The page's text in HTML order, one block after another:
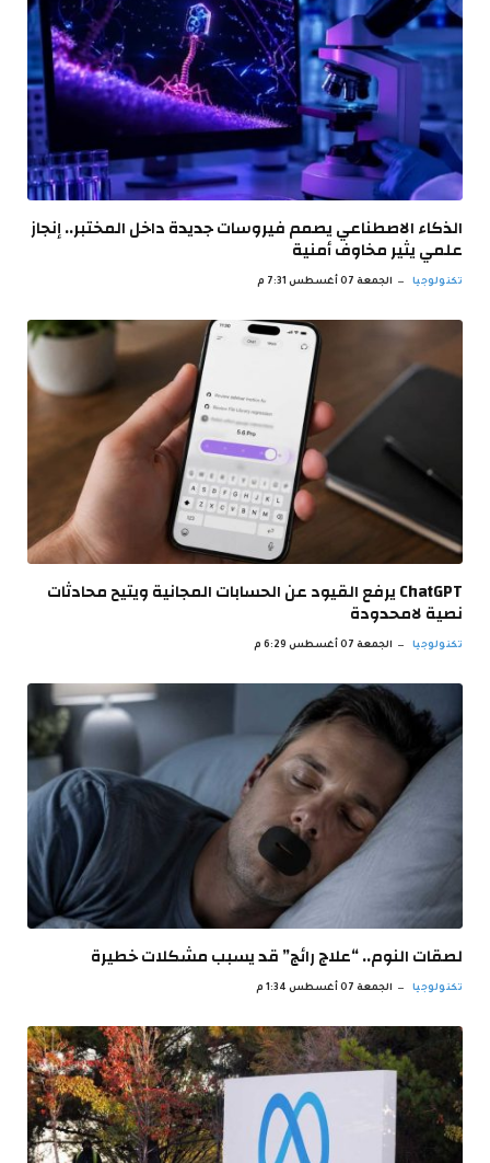
الذكاء الاصطناعي يصمم فيروسات جديدة داخل المختبر.. إنجاز
علمي يثير مخاوف أمنية
تكنولوجيا الجمعة 07 أغسطس 7:31 م
ChatGPT يرفع القيود عن الحسابات المجانية ويتيح محادثات
نصية لامحدودة
تكنولوجيا الجمعة 07 أغسطس 6:29 م
لصقات النوم.. “علاج رائج” قد يسبب مشكلات خطيرة
تكنولوجيا الجمعة 07 أغسطس 1:34 م